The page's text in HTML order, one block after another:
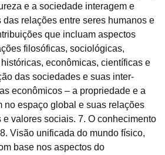
e a sociedade interagem e
das relações entre seres humanos e
que incluam aspectos
filosóficas, sociológicas,
econômicas, científicas e
das sociedades e suas inter-
econômicos – a propriedade e a
no espaço global e suas relações
valores sociais. 7. O conhecimento
Visão unificada do mundo físico,
base nos aspectos do